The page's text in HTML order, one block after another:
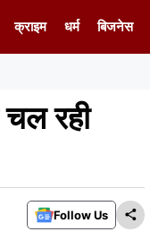
क्राइम धर्म बिजनेस
रही
Follow Us